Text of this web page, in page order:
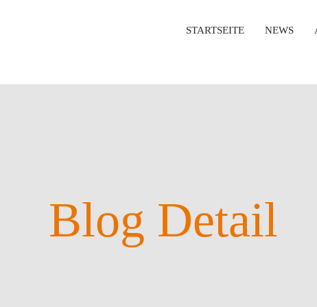
STARTSEITE NEWS
Blog Detail